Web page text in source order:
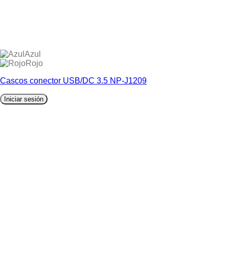
Azul
Rojo
Cascos conector USB/DC 3.5 NP-J1209
Iniciar sesión